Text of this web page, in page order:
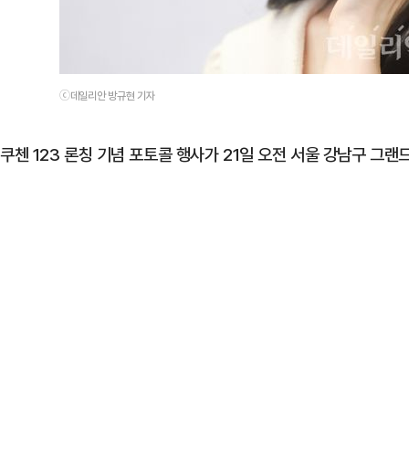
ⓒ데일리안 방규현 기자
쿠첸 123 론칭 기념 포토콜 행사가 21일 오전 서울 강남구 그랜